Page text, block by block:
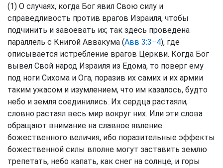
(1) О случаях, когда Бог явил Свою силу и
справедливость против врагов Израиля, чтобы
подчинить и завоевать их; так здесь проведена
параллель с Книгой Аввакума (Авв 3:3−4), где
описывается истребление врагов Церкви. Когда Бог
вывел Свой народ Израиля из Едома, то поверг ему
под ноги Сихома и Ога, поразив их самих и их армии
таким ужасом и изумлением, что им казалось, будто
небо и земля соединились. Их сердца растаяли,
словно растаял весь мир вокруг них. Или эти слова
обращают внимание на славное явление
божественного величия, ибо поразительные эффекты
божественной силы вполне могут заставить землю
трепетать, небо капать, как снег на солнце, и горы